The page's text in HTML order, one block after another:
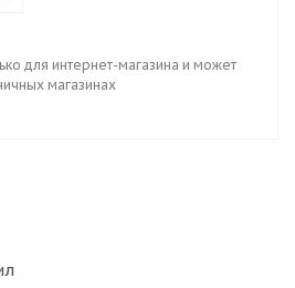
для интернет-магазина и может
магазинах